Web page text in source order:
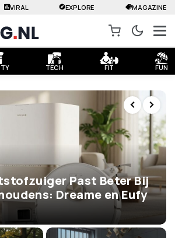
TECH FIT FUN
VIRAL EXPLORE MAGAZINE
Past Beter Bij
Dreame en Eufy